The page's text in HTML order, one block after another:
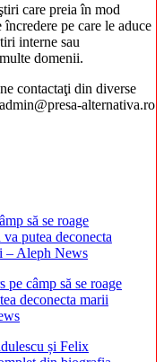
care preia în mod
pe care le aduce
interne sau
domenii.
contactaţi din diverse
alternativa.ro
pe câmp să se roage
deconecta marii